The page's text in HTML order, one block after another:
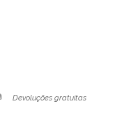
Devoluções gratuitas